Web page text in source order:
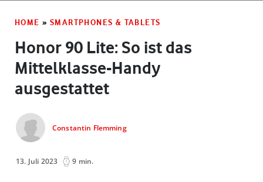
HOME » SMARTPHONES & TABLETS
Honor 90 Lite: So ist das
Mittelklasse-Handy
ausgestattet
Constantin Flemming
13. Juli 2023 9 min.